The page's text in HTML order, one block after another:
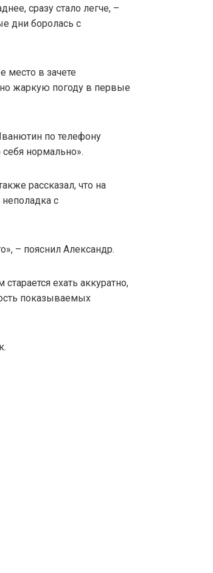
сразу стало легче, –
дни боролась с
место в зачете
жаркую погоду в первые
по телефону
нормально».
рассказал, что на
с
– пояснил Александр.
ехать аккуратно,
показываемых